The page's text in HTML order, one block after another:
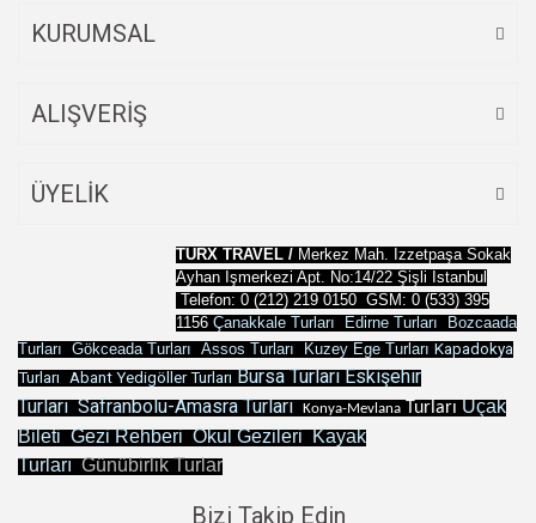
KURUMSAL
ALIŞVERİŞ
ÜYELİK
TURX TRAVEL / Merkez Mah. İzzetpaşa Sokak
Ayhan İşmerkezi Apt. No:14/22 Şişli İstanbul
Telefon: 0 (212) 219 0150 GSM: 0 (533) 395
1156 Çanakkale Turları Edirne Turları
Bozcaada
Turları Gökceada Turları Assos Turları Kuzey Ege Turları Kapadokya
Turları Abant Yedigöller Turları Bursa Turları Eskişehir
Turları Safranbolu-Amasra Turları Konya-Mevlana Turları Uçak
Bileti Gezi Rehberi Okul Gezileri Kayak
Turları Günübirlik Turlar
Bizi Takip Edin